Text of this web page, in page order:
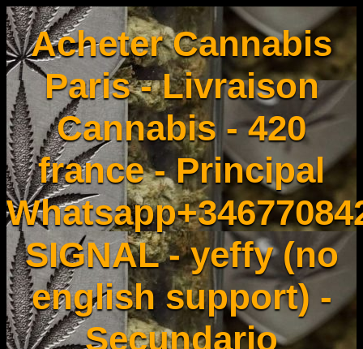
Acheter Cannabis
Paris - Livraison
Cannabis - 420
france - Principal
SIGNAL - yeffy (no
english support) -
Secundario